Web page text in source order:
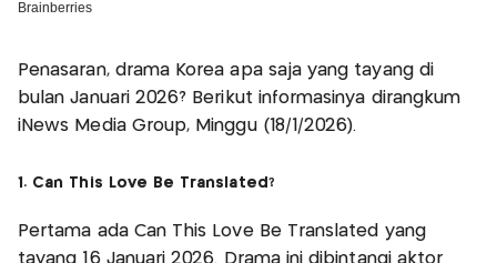
Penasaran, drama Korea apa saja yang tayang di
bulan Januari 2026? Berikut informasinya dirangkum
iNews Media Group, Minggu (18/1/2026).
1. Can This Love Be Translated?
Pertama ada Can This Love Be Translated yang
tayang 16 Januari 2026. Drama ini dibintangi aktor